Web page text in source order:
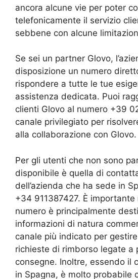
ancora alcune vie per poter
telefonicamente il servizio
sebbene con alcune
Se sei un partner Glovo,
disposizione un numero
rispondere a tutte le tue
assistenza dedicata. Puoi
clienti Glovo al numero +39
canale privilegiato per
alla collaborazione con Glovo.
Per gli utenti che non sono
disponibile è quella di
dell’azienda che ha sede in
+34 911387427. È
numero è principalmente
informazioni di natura
canale più indicato per
richieste di rimborso legate a
consegne. Inoltre, essendo il
in Spagna, è molto probabile